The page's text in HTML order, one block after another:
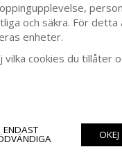
och säkra. För detta
enheter.
cookies du tillåter
ENDAST OKEJ